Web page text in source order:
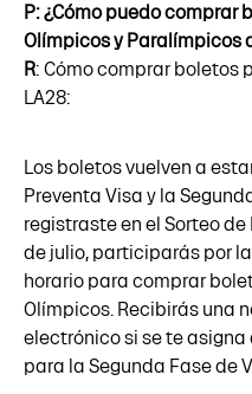
P: ¿Cómo puedo comprar
Olímpicos y Paralímpicos
R: Cómo comprar boletos
LA28:
Los boletos vuelven a
Preventa Visa y la
registraste en el Sorteo
de julio, participarás por
horario para comprar
Olímpicos. Recibirás una
electrónico si se te asigna
para la Segunda Fase de